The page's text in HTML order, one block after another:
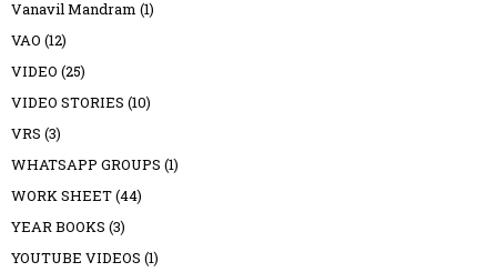
Vanavil Mandram (1)
VAO (12)
VIDEO (25)
VIDEO STORIES (10)
VRS (3)
WHATSAPP GROUPS (1)
WORK SHEET(44)
YEAR BOOKS (3)
YOUTUBE VIDEOS (1)